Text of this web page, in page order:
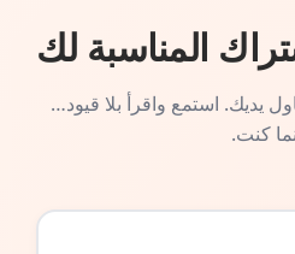
المناسبة لك
يديك. استمع واقرأ بلا قيود…
كنت.